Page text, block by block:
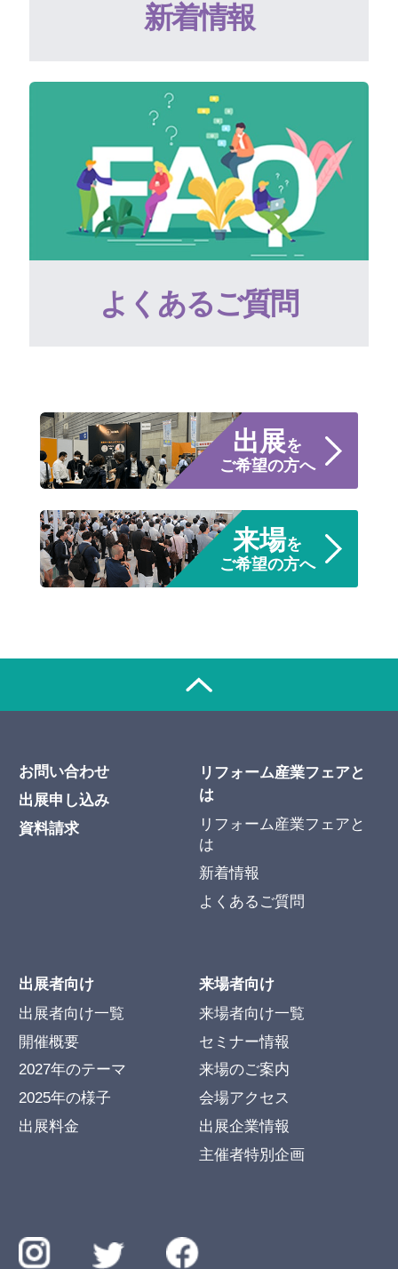
新着情報
よくあるご質問
出展を
ご希望の方へ
来場を
ご希望の方へ
お問い合わせ
出展申し込み
資料請求
リフォーム産業フェアと
は
リフォーム産業フェアと
は
新着情報
よくあるご質問
出展者向け
出展者向け一覧
開催概要
2027年のテーマ
2025年の様子
出展料金
来場者向け
来場者向け一覧
セミナー情報
来場のご案内
会場アクセス
出展企業情報
主催者特別企画